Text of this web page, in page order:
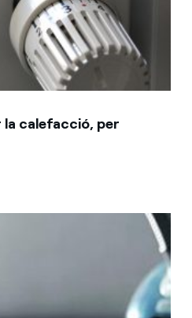
calefacció, per